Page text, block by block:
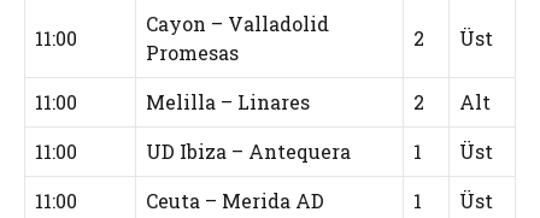
11:00
Cayon – Valladolid
Promesas
2 Üst
11:00 Melilla – Linares 2
Alt
11:00
UD Ibiza – Antequera 1
Üst
11:00
Ceuta – Merida AD 1
Üst